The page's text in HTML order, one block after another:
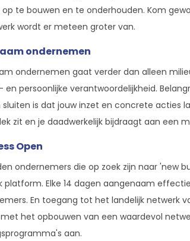
te bouwen en te onderhouden. Kom
wordt er meteen groter van.
ondernemen
ondernemen gaat verder dan alleen
en persoonlijke verantwoordelijkheid.
sluiten is dat jouw inzet en concrete acties
zit en je daadwerkelijk bijdraagt aan een
Open
ondernemers die op zoek zijn naar 'new
platform. Elke 14 dagen aangenaam
En toegang tot het landelijk netwerk
het opbouwen van een waardevol
aan.